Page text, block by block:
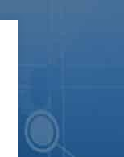
andere uns
geben möchten,